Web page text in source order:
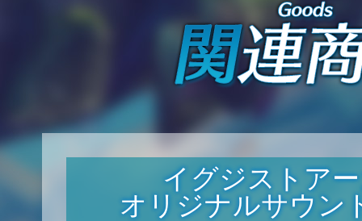
イグジストア
オリジナルサウン